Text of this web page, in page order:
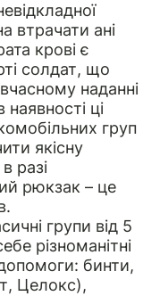
втрачати ані
крові є
солдат, що
наданні
ці
груп
якісну
разі
рюкзак – це
групи від 5
різноманітні
бинти,
Целокс),